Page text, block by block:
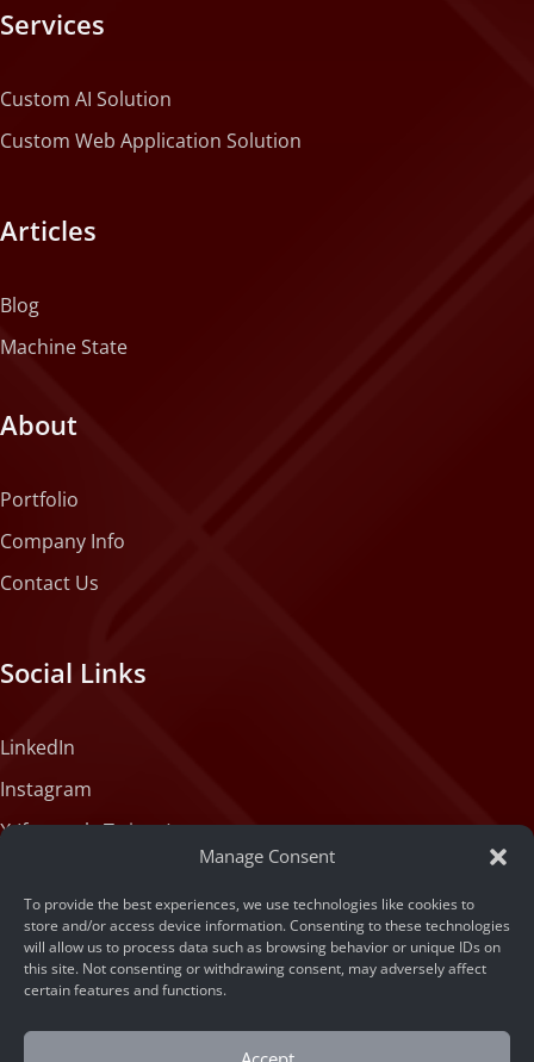
Manage Consent
To provide the best experiences, we use technologies like cookies to
store and/or access device information. Consenting to these technologies
will allow us to process data such as browsing behavior or unique IDs on
this site. Not consenting or withdrawing consent, may adversely affect
certain features and functions.
Services
Custom AI Solution
Custom Web Application Solution
Articles
Blog
Machine State
About
Portfolio
Company Info
Contact Us
Social Links
LinkedIn
Instagram
X (formerly Twitter)
Facebook
Tiktok